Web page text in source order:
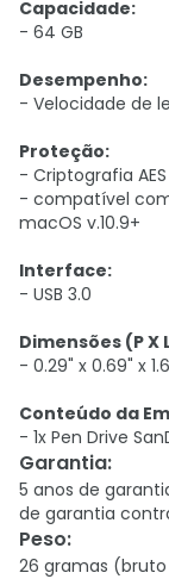
Capacidade:
- 64 GB
Desempenho:
- Velocidade de
Proteção:
- Criptografia
- compatível com
macOS v.10.9+
Interface:
- USB 3.0
Dimensões (P X
- 0.29" x 0.69" x
Conteúdo da
- 1x Pen Drive
Garantia:
5 anos de
de garantia
Peso:
26 gramas